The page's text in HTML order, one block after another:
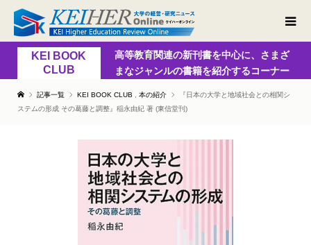
KEI BOOK
CLUB
高等教育関連の新刊書を中心に、さまざ
まなジャンルの書籍を紹介するコーナー
記事一覧 KEI BOOK CLUB 本の紹介
『日本の大学と地域社会との相関シ
ステムの形成 その葛藤と調整』稲永由紀 著 (東信堂刊)